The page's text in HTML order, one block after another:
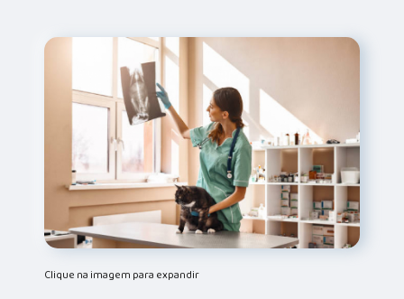
Clique na imagem para expandir